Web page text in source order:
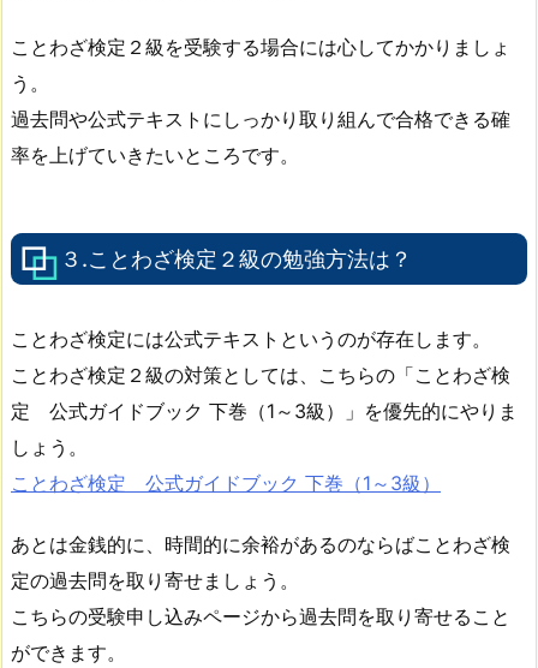
ことわざ検定２級を受験する場合には心してかかりましょ
う。
過去問や公式テキストにしっかり取り組んで合格できる確
率を上げていきたいところです。
３.ことわざ検定２級の勉強方法は？
ことわざ検定には公式テキストというのが存在します。
ことわざ検定２級の対策としては、こちらの「ことわざ検
定 公式ガイドブック 下巻（1～3級）」を優先的にやりま
しょう。
ことわざ検定 公式ガイドブック 下巻（1～3級）
あとは金銭的に、時間的に余裕があるのならばことわざ検
定の過去問を取り寄せましょう。
こちらの受験申し込みページから過去問を取り寄せること
ができます。